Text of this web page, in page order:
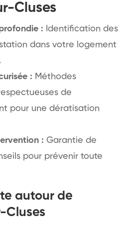
Cluses
: Identification des
dans votre logement
: Méthodes
de
pour une dératisation
: Garantie de
pour prévenir toute
autour de
Cluses